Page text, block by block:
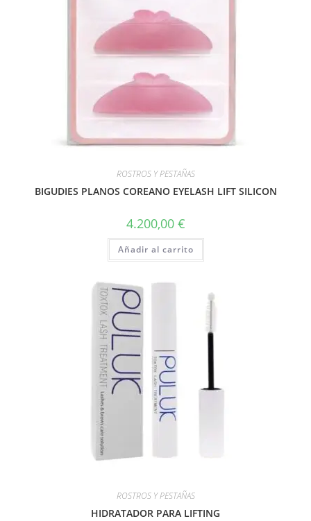
ROSTROS Y PESTAÑAS
BIGUDIES PLANOS COREANO EYELASH LIFT SILICON
4.200,00 €
Añadir al carrito
ROSTROS Y PESTAÑAS
HIDRATADOR PARA LIFTING